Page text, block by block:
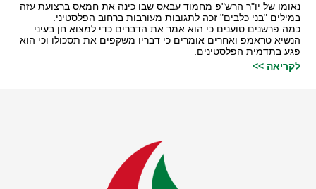
נאומו של יו"ר הרש"פ מחמוד עבאס שבו כינה את חמאס ברצועת עזה
במילים "בני כלבים" זכה לתגובות מעורבות ברחוב הפלסטיני.
כמה פרשנים טוענים כי הוא אמר את הדברים כדי למצוא חן בעיני
הנשיא טראמפ ואחרים אומרים כי דבריו משקפים את תסכולו וכי הוא
פגע בתדמית הפלסטינים.
לקריאה >>